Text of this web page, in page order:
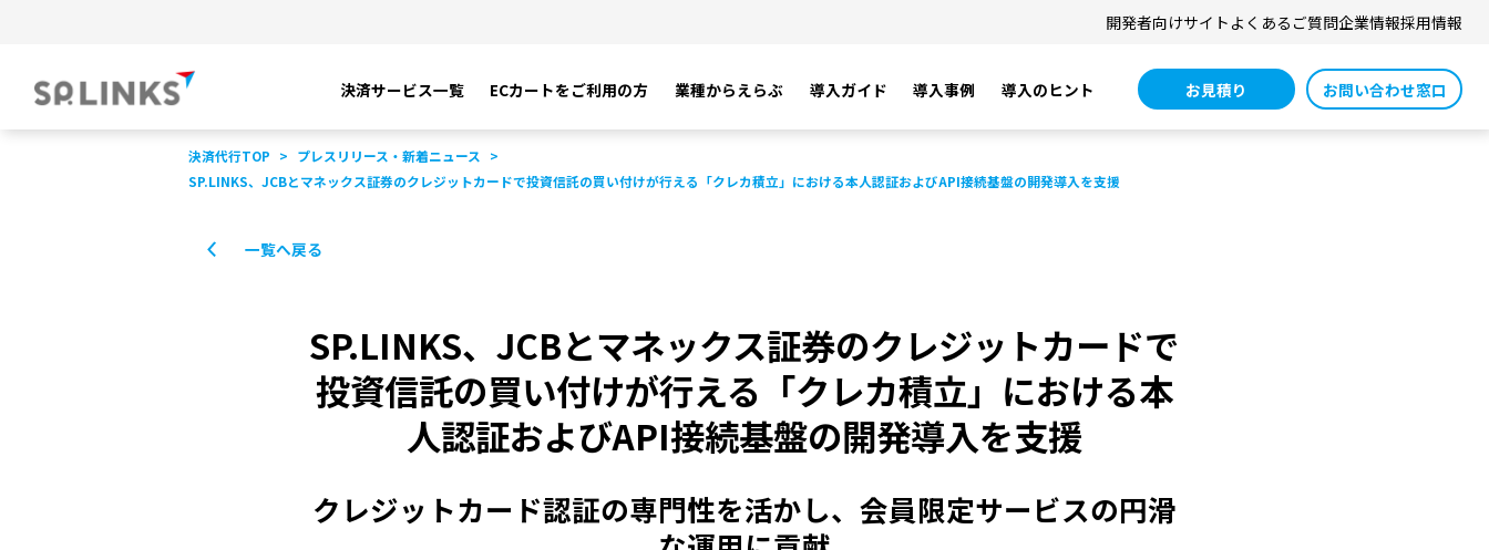
開発者向けサイト よくあるご質問企業情報採用情報
決済サービス一覧 ECカートをご利用の方 業種からえらぶ 導入ガイド 導入事例 導入のヒント お見積り お問い合わせ窓口
決済代行TOP
プレスリリース・新着ニュース
SP.LINKS、JCBとマネックス証券のクレジットカードで投資信託の買い付けが行える「クレカ積立」における本人認証およびAPI接続基盤の開発導入を支援
一覧へ戻る
SP.LINKS、JCBとマネックス証券のクレジットカードで
投資信託の買い付けが行える「クレカ積立」における本
人認証およびAPI接続基盤の開発導入を支援
クレジットカード認証の専門性を活かし、会員限定サービスの円滑